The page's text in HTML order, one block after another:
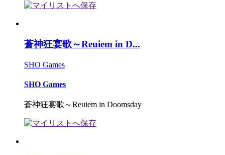
蒼神狂宴歌～Reuiem in D...
SHO Games
SHO Games
蒼神狂宴歌～Reuiem in Doomsday